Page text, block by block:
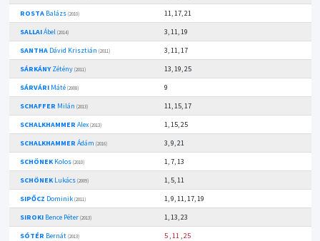
ROSTABalázs (2010)
11, 17, 21
SALLAIÁbel (2014)
3, 11, 19
SANTHADávid Krisztián (2011)
3, 11, 17
SÁRKÁNYZétény (2011)
13, 19, 25
SÁRVÁRIMáté (2008)
9
SCHAFFER Milán (2013)
11, 15, 17
SCHALKHAMMER Alex (2013)
1, 15, 25
SCHALKHAMMER Ádám (2016)
3, 9, 21
SCHÖNEKKolos (2010)
1, 7, 13
SCHÖNEKLukács (2009)
1, 5, 11
SIPŐCZ Dominik (2011)
1, 9, 11, 17, 19
SIROKIBence Péter (2013)
1, 13, 23
SÓTÉR Bernát (2013) 5,11,25